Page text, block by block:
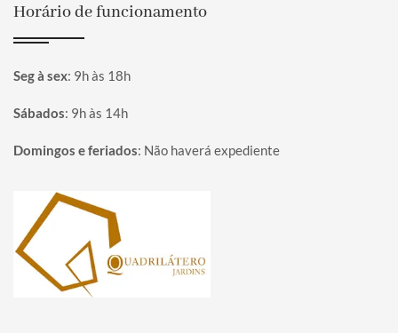
Horário de funcionamento
Seg à sex: 9h às 18h
Sábados: 9h às 14h
Domingos e feriados: Não haverá expediente
Página inicial